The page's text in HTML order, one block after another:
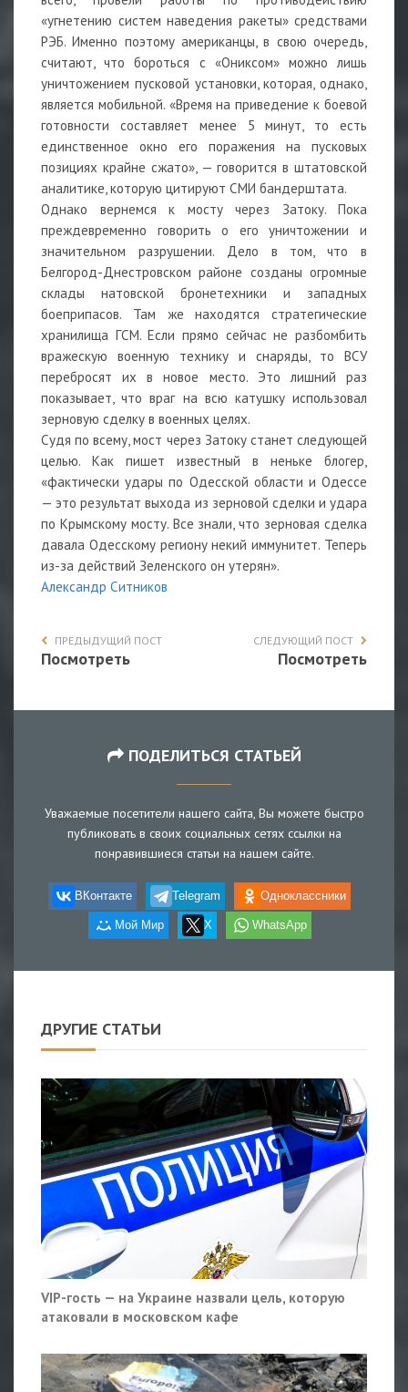
«угнетению систем наведения ракеты» средствами
РЭБ. Именно поэтому американцы, в свою очередь,
считают, что бороться с «Ониксом» можно лишь
уничтожением пусковой установки, которая, однако,
является мобильной. «Время на приведение к боевой
готовности составляет менее 5 минут, то есть
единственное окно его поражения на пусковых
позициях крайне сжато», — говорится в штатовской
аналитике, которую цитируют СМИ бандерштата.
Однако вернемся к мосту через Затоку. Пока
преждевременно говорить о его уничтожении и
значительном разрушении. Дело в том, что в
Белгород-Днестровском районе созданы огромные
склады натовской бронетехники и западных
боеприпасов. Там же находятся стратегические
хранилища ГСМ. Если прямо сейчас не разбомбить
вражескую военную технику и снаряды, то ВСУ
перебросят их в новое место. Это лишний раз
показывает, что враг на всю катушку использовал
зерновую сделку в военных целях.
Судя по всему, мост через Затоку станет следующей
целью. Как пишет известный в неньке блогер,
«фактически удары по Одесской области и Одессе
— это результат выхода из зерновой сделки и удара
по Крымскому мосту. Все знали, что зерновая сделка
давала Одесскому региону некий иммунитет. Теперь
из-за действий Зеленского он утерян».
Александр Ситников
ПРЕДЫДУЩИЙ ПОСТ
Посмотреть
СЛЕДУЮЩИЙ ПОСТ
Посмотреть
ПОДЕЛИТЬСЯ СТАТЬЕЙ
Уважаемые посетители нашего сайта, Вы можете быстро
публиковать в своих социальных сетях ссылки на
понравившиеся статьи на нашем сайте.
ВКонтакте Telegram Одноклассники
Мой Мир X WhatsApp
ДРУГИЕ СТАТЬИ
VIP-гость — на Украине назвали цель, которую
атаковали в московском кафе